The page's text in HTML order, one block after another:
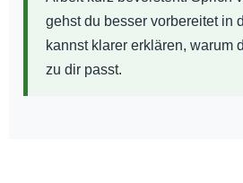
gehst du besser vorbereitet in
kannst klarer erklären, warum
zu dir passt.